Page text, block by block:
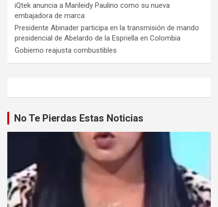
iQtek anuncia a Marileidy Paulino como su nueva
embajadora de marca
Presidente Abinader participa en la transmisión de mando
presidencial de Abelardo de la Espriella en Colombia
Gobierno reajusta combustibles
No Te Pierdas Estas Noticias